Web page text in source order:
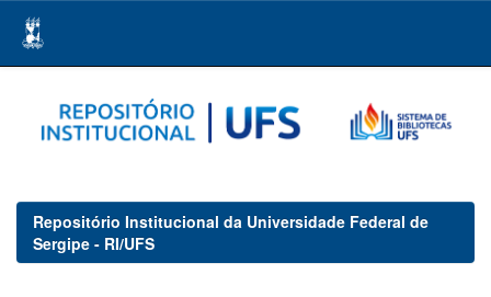
navigation
Repositório Institucional da Universidade Federal de
Sergipe - RI/UFS